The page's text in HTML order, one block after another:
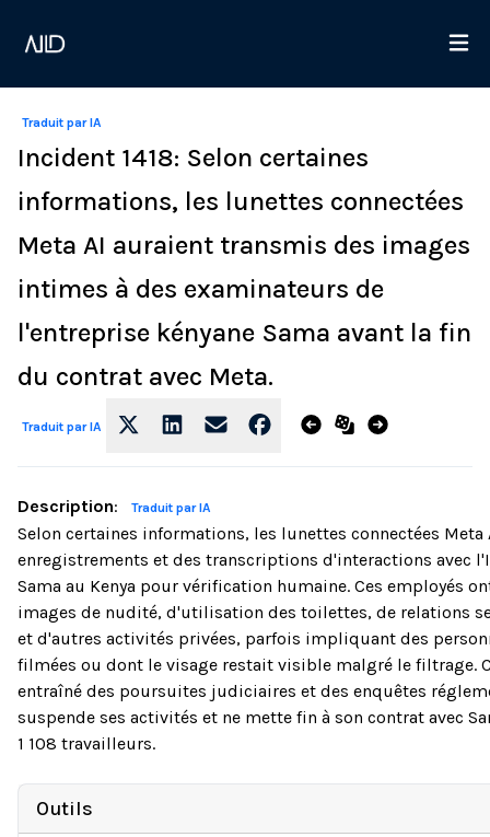
Traduit par IA
Incident 1418: Selon certaines
informations, les lunettes connectées
Meta AI auraient transmis des images
intimes à des examinateurs de
l'entreprise kényane Sama avant la fin
du contrat avec Meta.
Traduit par IA
Description: Traduit par IA
Selon certaines informations, les lunettes connectées
enregistrements et des transcriptions d'interactions avec
Sama au Kenya pour vérification humaine. Ces employés
images de nudité, d'utilisation des toilettes, de relations
et d'autres activités privées, parfois impliquant des
filmées ou dont le visage restait visible malgré le filtrage.
entraîné des poursuites judiciaires et des enquêtes
suspende ses activités et ne mette fin à son contrat avec
1 108 travailleurs.
Outils